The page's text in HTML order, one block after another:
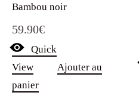
Bambou noir
59.90€
Quick
View
Ajouter au
panier